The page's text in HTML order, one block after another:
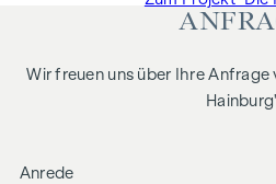
Wir weisen darauf hin, dass
wirtschaftliches Naheverhältnis
Wir freuen uns über Ihre Anfrage
Anrede